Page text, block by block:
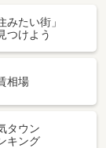
みたい街」
つけよう
相場
タウン
キング